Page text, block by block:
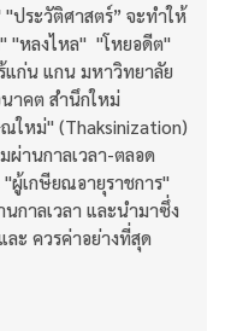
"ประวัติศาสตร์” จะทำให้
" "หลงไหล" "โหยอดีต"
แก่น แกน มหาวิทยาลัย
าคต สำนึกใหม่
ใหม่" (Thaksinization)
านกาลเวลา-ตลอด
เกษียณอายุราชการ"
กาลเวลา และนำมาซึ่ง
ะ ควรค่าอย่างที่สุด